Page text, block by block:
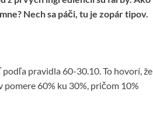
Nech sa páči, tu je zopár tipov.
pravidla 60-30.10. To hovorí, že
60% ku 30%, pričom 10%